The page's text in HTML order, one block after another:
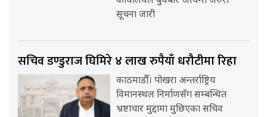
सूचना जारी
सचिव डण्डुराज घिमिरे ४ लाख रुपैयाँ धरौटीमा रिहा
काठमाडौँ। पोखरा अन्तर्राष्ट्रिय
विमानस्थल निर्माणसँग सम्बन्धित
भ्रष्टाचार मुद्दामा मुछिएका सचिव